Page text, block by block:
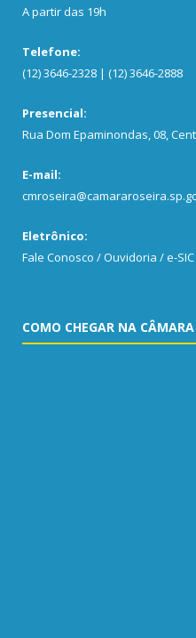
A partir das 19h
Telefone:
(12) 3646-2328 | (12) 3646-2888
Presencial:
Rua Dom Epaminondas, 08,
E-mail:
Eletrônico:
Fale Conosco / Ouvidoria / e-SIC
COMO CHEGAR NA CÂMARA